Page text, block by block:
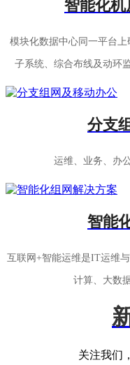
智能化机
模块化数据中心同一平台
子系统、综合布线及动环
分支
运维、业务、办
智能
互联网+智能运维是IT运维
计算、大数
关注我们